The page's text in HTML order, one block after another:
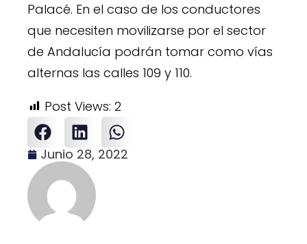
Palacé. En el caso de los conductores
que necesiten movilizarse por el sector
de Andalucía podrán tomar como vías
alternas las calles 109 y 110.
Post Views: 2
Junio 28, 2022